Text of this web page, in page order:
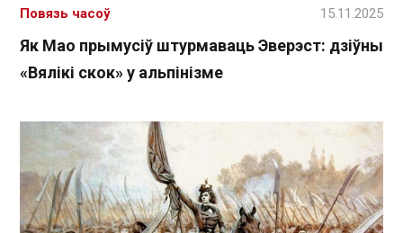
Як Мао прымусіў штурмаваць Эверэст: дзіўны
«Вялікі скок» у альпінізме
Повязь часоў 15.11.2025